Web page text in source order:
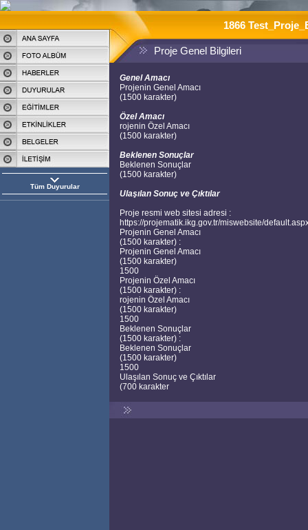
Tüm Duyurular
1866
Proje Genel Bilgileri
Genel Amacı
Projenin Genel Amacı
(1500 karakter)
Özel Amacı
rojenin Özel Amacı
(1500 karakter)
Beklenen Sonuçlar
Beklenen Sonuçlar
(1500 karakter)
Ulaşılan Sonuç ve Çıktılar
Proje resmi web sitesi adresi :
https://projematik.ikg.gov.tr/miswebsite/
Projenin Genel Amacı
(1500 karakter) :
Projenin Genel Amacı
(1500 karakter)
1500
Projenin Özel Amacı
(1500 karakter) :
rojenin Özel Amacı
(1500 karakter)
1500
Beklenen Sonuçlar
(1500 karakter) :
Beklenen Sonuçlar
(1500 karakter)
1500
Ulaşılan Sonuç ve Çıktılar
(700 karakter